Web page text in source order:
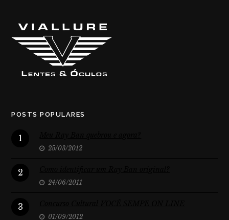
POSTS POPULARES
1
25/03/2012
2
24/06/2011
3
01/09/2012